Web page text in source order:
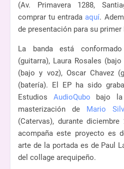
(Av. Primavera 1288,
comprar tu entradaaquí.
de presentación para su primer
La banda está
(guitarra), Laura Rosales
(bajo y voz), Oscar Chavez
(batería). El EP ha sido
Estudios AudioQubo bajo la
masterización de
Mario
(Catervas), durante
acompaña este proyecto es
arte de la portada es de Paul
del collage arequipeño.